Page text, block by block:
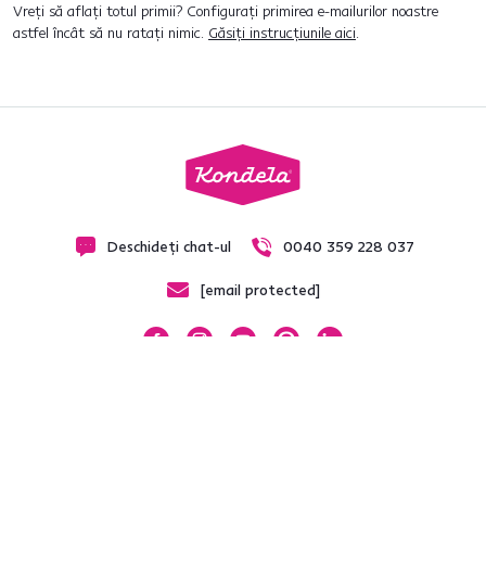
Vreți să aflați totul primii? Configurați primirea e-mailurilor noastre
astfel încât să nu ratați nimic. Găsiți instrucțiunile aici.
Deschideți chat-ul 0040 359 228 037
[email protected]